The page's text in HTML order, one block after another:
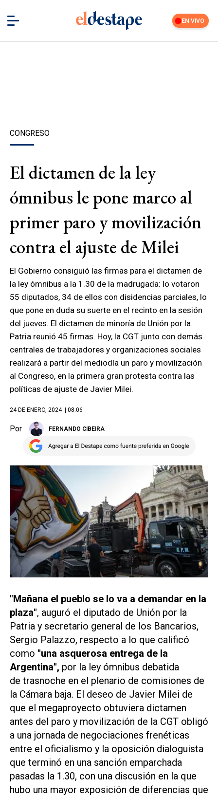
EN VIVO
CONGRESO
El dictamen de la ley
ómnibus le pone marco al
primer paro y movilización
contra el ajuste de Milei
El Gobierno consiguió las firmas para el dictamen de
la ley ómnibus a la 1.30 de la madrugada: lo votaron
55 diputados, 34 de ellos con disidencias parciales, lo
que pone en duda su suerte en el recinto en la sesión
del jueves. El dictamen de minoría de Unión por la
Patria reunió 45 firmas. Hoy, la CGT junto con demás
centrales de trabajadores y organizaciones sociales
realizará a partir del mediodía un paro y movilización
al Congreso, en la primera gran protesta contra las
políticas de ajuste de Javier Milei.
24 DE ENERO, 2024 | 08.06
Por FERNANDO CIBEIRA
"Mañana el pueblo se lo va a demandar en la
plaza", auguró el diputado de Unión por la
Patria y secretario general de los Bancarios,
Sergio Palazzo, respecto a lo que calificó
como "una asquerosa entrega de la
Argentina", por la ley ómnibus debatida
de trasnoche en el plenario de comisiones de
la Cámara baja. El deseo de Javier Milei de
que el megaproyecto obtuviera dictamen
antes del paro y movilización de la CGT obligó
a una jornada de negociaciones frenéticas
entre el oficialismo y la oposición dialoguista
que terminó en una sanción emparchada
pasadas la 1.30, con una discusión en la que
hubo una mayor exposición de diferencias que